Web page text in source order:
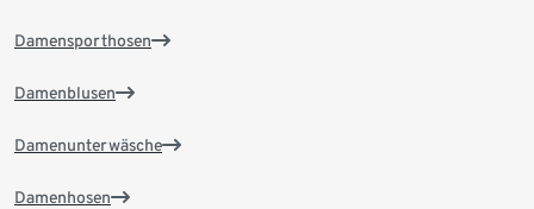
Damensporthosen
Damenblusen
Damenunterwäsche
Damenhosen